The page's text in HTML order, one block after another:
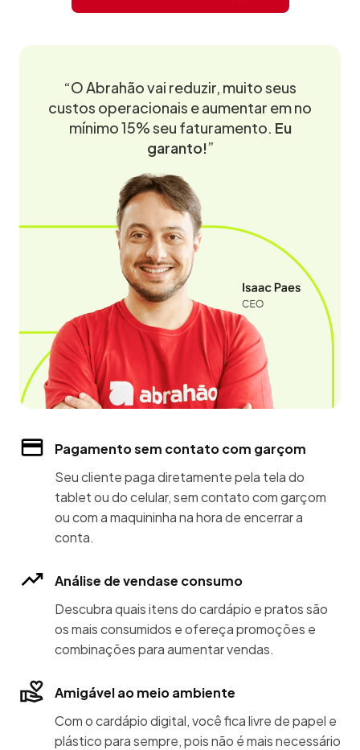
“O Abrahão vai reduzir, muito seus
custos operacionais e aumentar em no
mínimo 15% seu faturamento. Eu
garanto!”
Pagamento sem contato com garçom
Seu cliente paga diretamente pela tela do
tablet ou do celular, sem contato com garçom
ou com a maquininha na hora de encerrar a
conta.
Análise de vendase consumo
Descubra quais itens do cardápio e pratos são
os mais consumidos e ofereça promoções e
combinações para aumentar vendas.
Amigável ao meio ambiente
Com o cardápio digital, você fica livre de papel e
plástico para sempre, pois não é mais necessário